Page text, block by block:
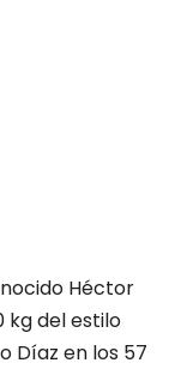
Héctor
kg del estilo
Díaz en los 57